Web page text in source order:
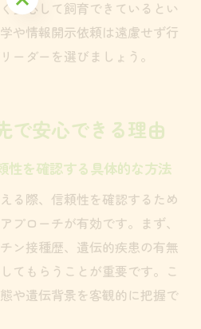
安心して飼育できているとい
や情報開示依頼は遠慮せず行
ーダーを選びましょう。
で安心できる理由
性を確認する具体的な方法
る際、信頼性を確認するため
プローチが有効です。まず、
ン接種歴、遺伝的疾患の有無
てもらうことが重要です。こ
や遺伝背景を客観的に把握で